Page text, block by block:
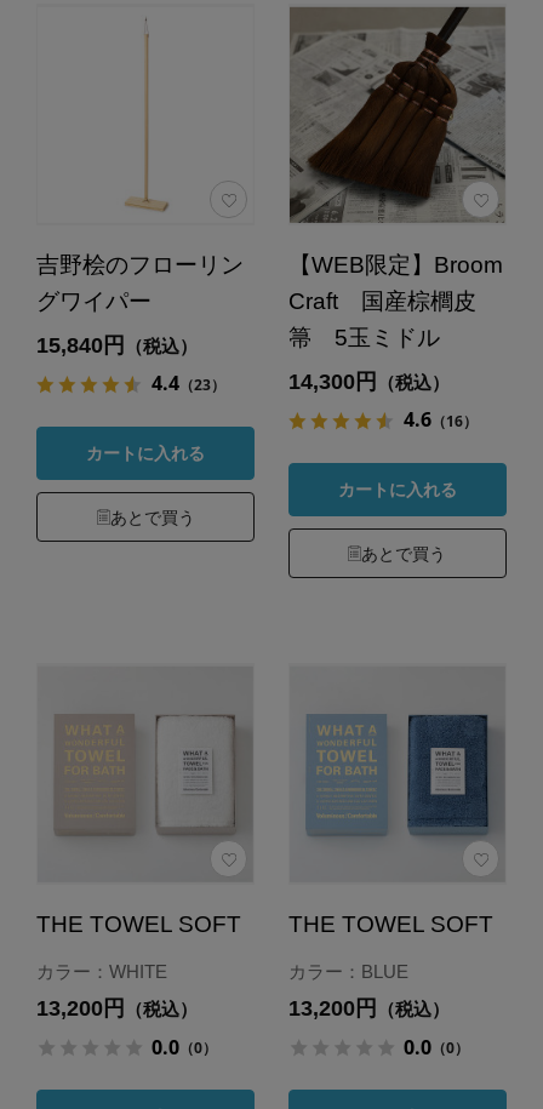
吉野桧のフローリン
グワイパー
15,840円 （税込）
4.4（23）
カートに入れる
あとで買う
【WEB限定】Broom
Craft 国産棕櫚皮
箒 5玉ミドル
14,300円 （税込）
4.6（16）
カートに入れる
あとで買う
THE TOWEL SOFT
カラー：WHITE
13,200円 （税込）
0.0（0）
THE TOWEL SOFT
カラー：BLUE
13,200円 （税込）
0.0（0）